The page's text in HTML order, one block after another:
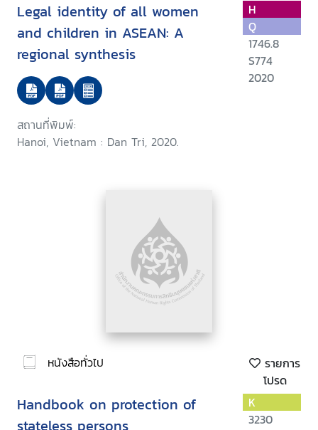
Legal identity of all women
and children in ASEAN: A
regional synthesis
สถานที่พิมพ์:
Hanoi, Vietnam : Dan Tri, 2020.
H
Q
1746.8
S774
2020
หนังสือทั่วไป
รายการ
โปรด
Handbook on protection of
K
3230